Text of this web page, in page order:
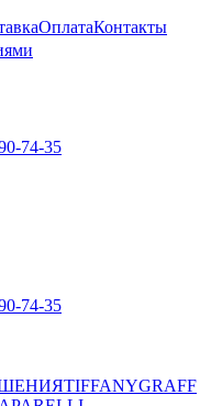
ОплатаКонтакты
74-35
74-35
TIFFANYGRAFF